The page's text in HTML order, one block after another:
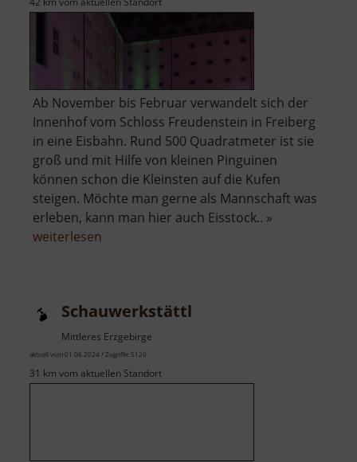
Ab November bis Februar verwandelt sich der
Innenhof vom Schloss Freudenstein in Freiberg
in eine Eisbahn. Rund 500 Quadratmeter ist sie
groß und mit Hilfe von kleinen Pinguinen
können schon die Kleinsten auf die Kufen
steigen. Möchte man gerne als Mannschaft was
erleben, kann man hier auch Eisstock.. »
weiterlesen
Freudenstein
Schauwerkstättl
Mittleres Erzgebirge
aktuell vom 01.06.2024 / Zugriffe: 5126
31 km vom aktuellen Standort